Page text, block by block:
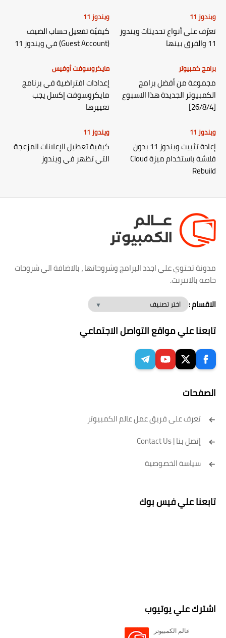
ويندوز 11
تعرّف على أنواع تحديثات ويندوز
11 والفرق بينها
ويندوز 11
كيفيّة تفعيل حساب الضيف
(Guest Account) في ويندوز 11
برامج كمبيوتر
مجموعة من أفضل برامج
الكمبيوتر الجديدة هذا الاسبوع
[26/8/4]
مايكروسوفت أوفيس
إعدادات افتراضية في برنامج
مايكروسوفت إكسل يجب
تغييرها
ويندوز 11
إعادة تثبيت ويندوز 11 بدون
فلاشة باستخدام ميزة Cloud
Rebuild
ويندوز 11
كيفية تعطيل الإعلانات المزعجة
التي تظهر في ويندوز
مدونة تحتوي علي اجدد البرامج وشروحاتها ، بالاضافة الي شروحات
خاصة بالانترنت.
الاقسام :
تابعنا علي مواقع التواصل الاجتماعي
الصفحات
تعرف على فريق عمل عالم الكمبيوتر
إتصل بنا | Contact Us
سياسة الخصوصية
تابعنا علي فيس بوك
اشترك علي يوتيوب